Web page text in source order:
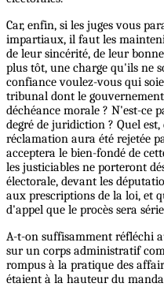
Car, enfin, si les juges vous
impartiaux, il faut les
de leur sincérité, de leur
plus tôt, une charge qu'ils ne
confiance voulez-vous qui
tribunal dont le
déchéance morale ? N'est-ce
degré de juridiction ? Quel
réclamation aura été rejetée
acceptera le bien-fondé de
les justiciables ne porteront
électorale, devant les
aux prescriptions de la loi, et
d'appel que le procès sera
A-t-on suffisamment réfléchi
sur un corps administratif
rompus à la pratique des
étaient à la hauteur du